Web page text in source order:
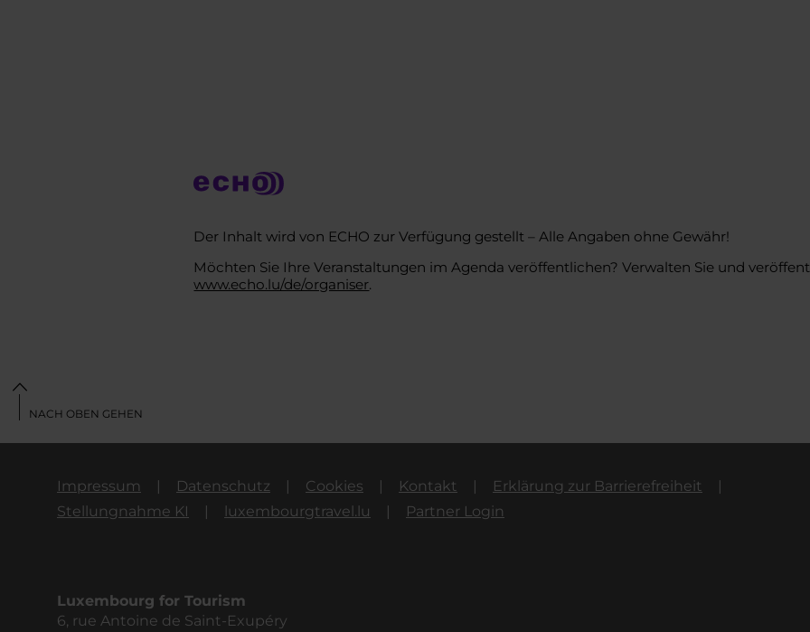
Der Inhalt wird von ECHO zur Verfügung gestellt – Alle Angaben ohne Gewähr!
Möchten Sie Ihre Veranstaltungen im Agenda veröffentlichen? Verwalten Sie und
www.echo.lu/de/organiser.
Impressum Datenschutz Cookies Kontakt
Erklärung zur Barrierefreiheit
Stellungnahme KI
luxembourgtravel.lu Partner Login
Luxembourg for Tourism
6, rue Antoine de Saint-Exupéry
NACH OBEN GEHEN